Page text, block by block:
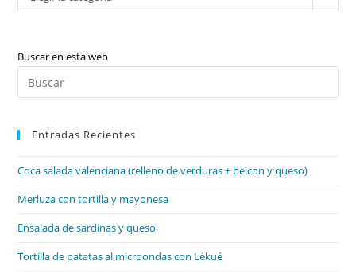
Buscar en esta web
Entradas Recientes
Coca salada valenciana (relleno de verduras + beicon y queso)
Merluza con tortilla y mayonesa
Ensalada de sardinas y queso
Tortilla de patatas al microondas con Lékué